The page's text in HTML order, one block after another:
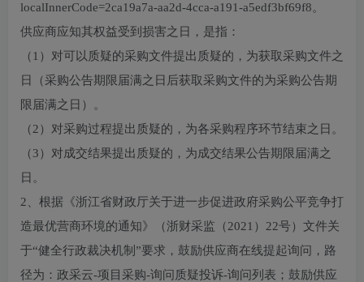
localInnerCode=2ca19a7a-aa2d-4cca-a191-a5edf3bf69f8。
供应商应知其权益受到损害之日，是指：
（1）对可以质疑的采购文件提出质疑的，为获取采购文件之
日（采购公告期限届满之日后获取采购文件的为采购公告期
限届满之日）。
（2）对采购过程提出质疑的，为各采购程序环节结束之日。
（3）对成交结果提出质疑的，为成交结果公告期限届满之
日。
2、根据《浙江省财政厅关于进一步促进政府采购公平竞争打
造最优营商环境的通知》（浙财采监（2021）22号）文件关
于“健全行政裁决机制”要求，鼓励供应商在线提起询问，路
径为：政采云-项目采购-询问质疑投诉-询问列表；鼓励供应